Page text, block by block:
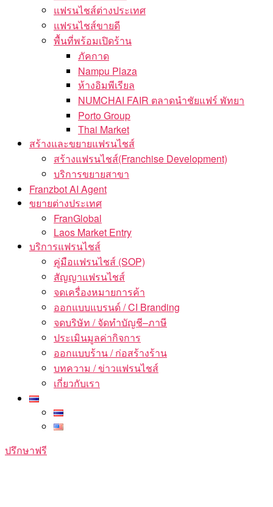
แฟรนไชส์ต่างประเทศ
แฟรนไชส์ขายดี
พื้นที่พร้อมเปิดร้าน
ภัคกาด
Nampu Plaza
ห้างอิมพีเรียล
NUMCHAI FAIR ตลาดนำชัยแฟร์ พัทยา
Porto Group
Thai Market
สร้างและขยายแฟรนไชส์
สร้างแฟรนไชส์(Franchise Development)
บริการขยายสาขา
Franzbot AI Agent
ขยายต่างประเทศ
FranGlobal
Laos Market Entry
บริการแฟรนไชส์
คู่มือแฟรนไชส์ (SOP)
สัญญาแฟรนไชส์
จดเครื่องหมายการค้า
ออกแบบแบรนด์ / CI Branding
จดบริษัท / จัดทำบัญชี–ภาษี
ประเมินมูลค่ากิจการ
ออกแบบร้าน / ก่อสร้างร้าน
บทความ / ข่าวแฟรนไชส์
เกี่ยวกับเรา
ปรึกษาฟรี